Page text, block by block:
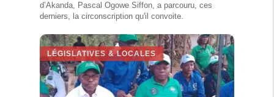
d’Akanda, Pascal Ogowe Siffon, a parcouru, ces
derniers, la circonscription qu'il convoite.
LÉGISLATIVES & LOCALES